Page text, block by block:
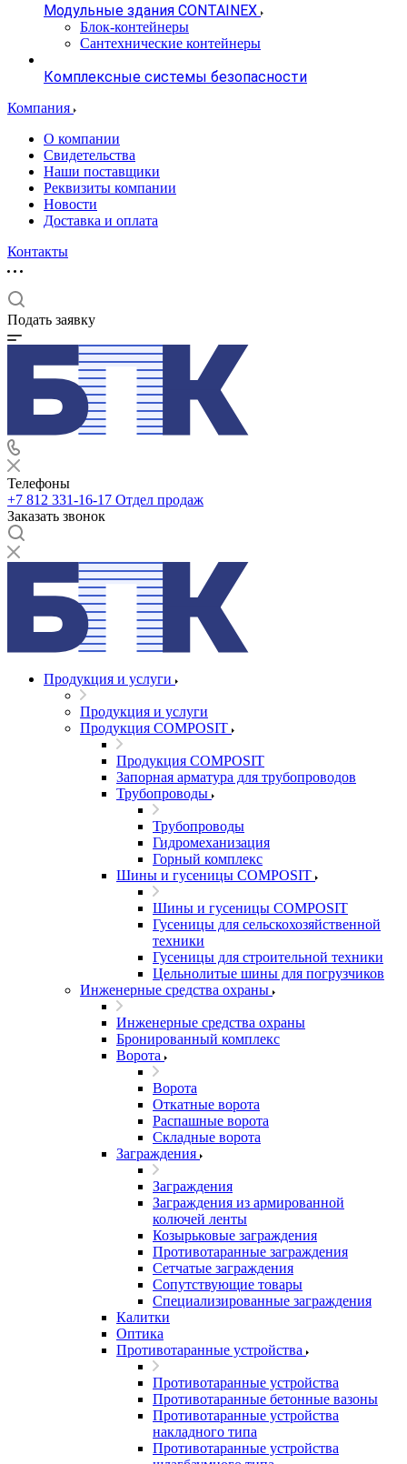
Модульные здания CONTAINEX
Блок-контейнеры
Сантехнические контейнеры
Комплексные системы безопасности
Компания
О компании
Свидетельства
Наши поставщики
Реквизиты компании
Новости
Доставка и оплата
Контакты
Подать заявку
Телефоны
+7 812 331-16-17 Отдел продаж
Заказать звонок
Продукция и услуги
Продукция и услуги
Продукция COMPOSIT
Продукция COMPOSIT
Запорная арматура для трубопроводов
Трубопроводы
Трубопроводы
Гидромеханизация
Горный комплекс
Шины и гусеницы COMPOSIT
Шины и гусеницы COMPOSIT
Гусеницы для сельскохозяйственной
техники
Гусеницы для строительной техники
Цельнолитые шины для погрузчиков
Инженерные средства охраны
Инженерные средства охраны
Бронированный комплекс
Ворота
Ворота
Откатные ворота
Распашные ворота
Складные ворота
Заграждения
Заграждения
Заграждения из армированной
колючей ленты
Козырьковые заграждения
Противотаранные заграждения
Сетчатые заграждения
Сопутствующие товары
Специализированные заграждения
Калитки
Оптика
Противотаранные устройства
Противотаранные устройства
Противотаранные бетонные вазоны
Противотаранные устройства
накладного типа
Противотаранные устройства